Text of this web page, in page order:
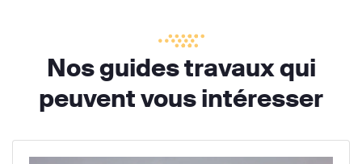
Nos guides travaux qui
peuvent vous intéresser